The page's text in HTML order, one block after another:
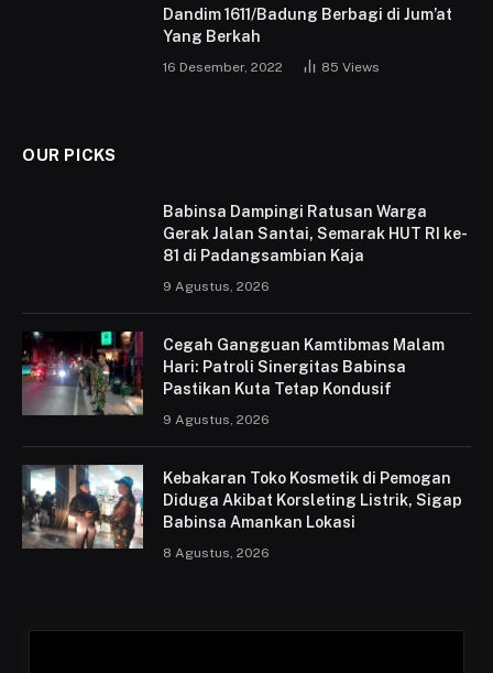
Dandim 1611/Badung Berbagi di Jum’at
Yang Berkah
16 Desember, 2022 85 Views
OUR PICKS
Babinsa Dampingi Ratusan Warga
Gerak Jalan Santai, Semarak HUT RI ke-
81 di Padangsambian Kaja
9 Agustus, 2026
Cegah Gangguan Kamtibmas Malam
Hari: Patroli Sinergitas Babinsa
Pastikan Kuta Tetap Kondusif
9 Agustus, 2026
Kebakaran Toko Kosmetik di Pemogan
Diduga Akibat Korsleting Listrik, Sigap
Babinsa Amankan Lokasi
8 Agustus, 2026